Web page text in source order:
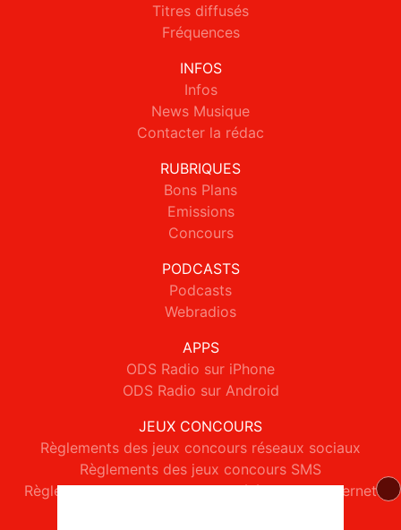
Titres diffusés
Fréquences
INFOS
Infos
News Musique
Contacter la rédac
RUBRIQUES
Bons Plans
Emissions
Concours
PODCASTS
Podcasts
Webradios
APPS
ODS Radio sur iPhone
ODS Radio sur Android
JEUX CONCOURS
Règlements des jeux concours réseaux sociaux
Règlements des jeux concours SMS
Règlements des jeux concours téléphone et internet